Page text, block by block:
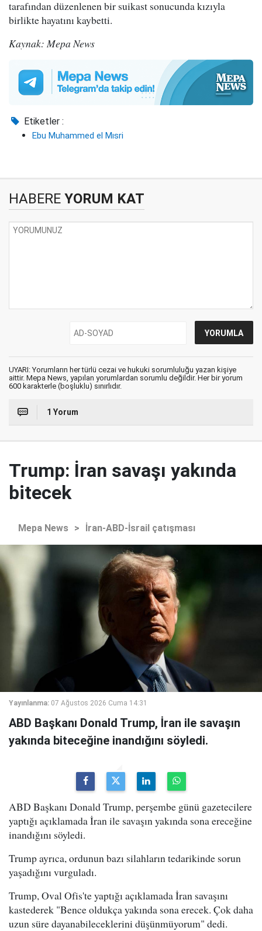
tarafından düzenlenen bir suikast sonucunda kızıyla
birlikte hayatını kaybetti.
Kaynak: Mepa News
Etiketler :
Ebu Muhammed el Mısri
HABERE YORUM KAT
UYARI: Yorumların her türlü cezai ve hukuki sorumluluğu yazan kişiye
aittir. Mepa News, yapılan yorumlardan sorumlu değildir. Her bir yorum
600 karakterle (boşluklu) sınırlıdır.
1 Yorum
Trump: İran savaşı yakında
bitecek
Mepa News > İran-ABD-İsrail çatışması
Yayınlanma: 07 Ağustos 2026 Cuma 14:31
ABD Başkanı Donald Trump, İran ile savaşın
yakında biteceğine inandığını söyledi.
ABD Başkanı Donald Trump, perşembe günü gazetecilere
yaptığı açıklamada İran ile savaşın yakında sona ereceğine
inandığını söyledi.
Trump ayrıca, ordunun bazı silahların tedarikinde sorun
yaşadığını vurguladı.
Trump, Oval Ofis'te yaptığı açıklamada İran savaşını
kastederek "Bence oldukça yakında sona erecek. Çok daha
uzun süre dayanabileceklerini düşünmüyorum" dedi.